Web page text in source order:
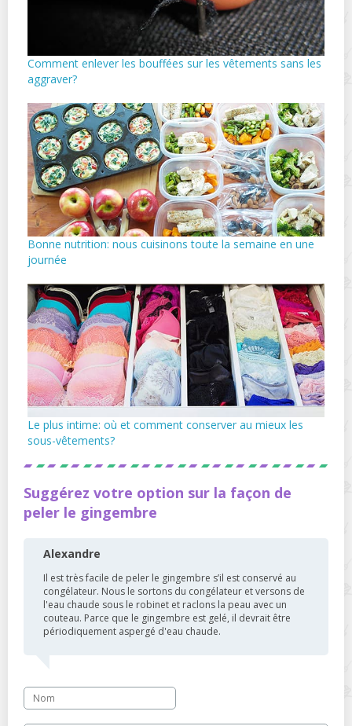
Comment enlever les bouffées sur les vêtements sans les
aggraver?
Bonne nutrition: nous cuisinons toute la semaine en une
journée
Le plus intime: où et comment conserver au mieux les
sous-vêtements?
Suggérez votre option sur la façon de
peler le gingembre
Alexandre
Il est très facile de peler le gingembre s’il est conservé au
congélateur. Nous le sortons du congélateur et versons de
l'eau chaude sous le robinet et raclons la peau avec un
couteau. Parce que le gingembre est gelé, il devrait être
périodiquement aspergé d'eau chaude.